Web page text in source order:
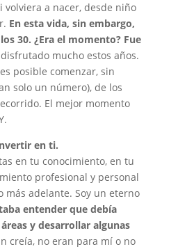
volviera a nacer, desde niño
En esta vida, sin embargo,
30. ¿Era el momento? Fue
mucho estos años.
posible comenzar, sin
solo un número), de los
El mejor momento
en ti.
en tu conocimiento, en tu
profesional y personal
más adelante. Soy un eterno
entender que debía
y desarrollar algunas
creía, no eran para mí o no